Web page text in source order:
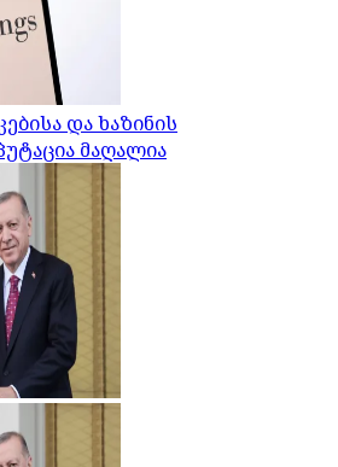
და ხაზინის
მაღალია